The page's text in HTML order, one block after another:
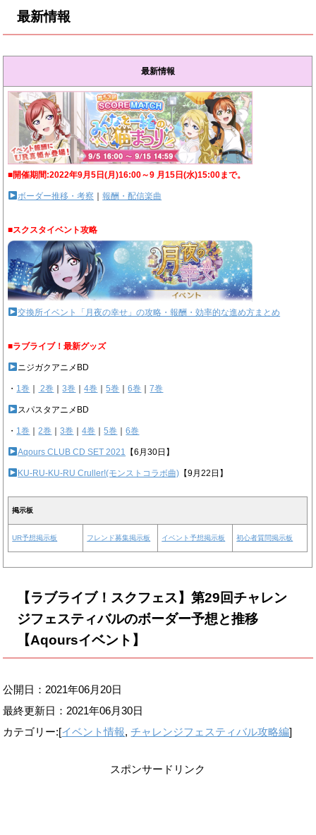
最新情報
最新情報
■開催期間:2022年9月5日(月)16:00～9 月15日(水)15:00まで。
ボーダー推移・考察 ｜報酬・配信楽曲
■スクスタイベント攻略
交換所イベント「月夜の幸せ」の攻略・報酬・効率的な進め方まとめ
■ラブライブ！最新グッズ
ニジガクアニメBD
・ 1巻 2巻 ｜3巻 ｜4巻 ｜5巻 ｜6巻 ｜7巻
スパスタアニメBD
・ 1巻 ｜2巻 ｜3巻 ｜4巻 ｜5巻 ｜6巻
Aqours CLUB CD SET 2021 【6月30日】
KU-RU-KU-RU Cruller!(モンストコラボ曲) 【9月22日】
掲示板
UR予想掲示板 フレンド募集掲示板 イベント予想掲示板 初心者質問掲示板
【ラブライブ！スクフェス】第29回チャレン
ジフェスティバルのボーダー予想と推移
【Aqoursイベント】
公開日：2021年06月20日
最終更新日： 2021年06月30日
カテゴリー:[イベント情報,チャレンジフェスティバル攻略編]
スポンサードリンク